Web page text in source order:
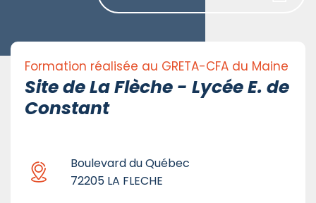
Formation réalisée au GRETA-CFA du Maine
Site de La Flèche - Lycée E. de
Constant
Boulevard du Québec
72205 LA FLECHE